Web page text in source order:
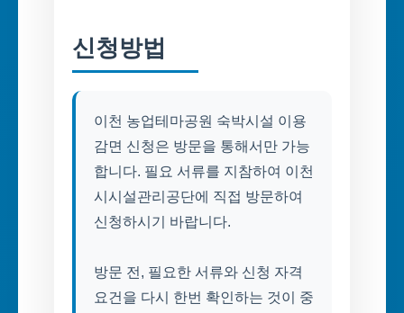
신청방법
이천 농업테마공원 숙박시설 이용
감면 신청은 방문을 통해서만 가능
합니다. 필요 서류를 지참하여 이천
시시설관리공단에 직접 방문하여
신청하시기 바랍니다.
방문 전, 필요한 서류와 신청 자격
요건을 다시 한번 확인하는 것이 중